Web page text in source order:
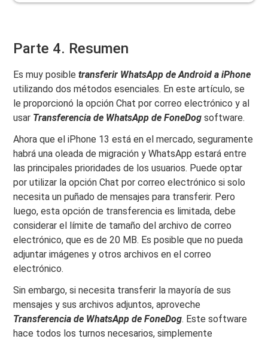
Parte 4. Resumen
Es muy posibletransferir WhatsApp de Android a iPhone
utilizando dos métodos esenciales. En este artículo, se
le proporcionó la opción Chat por correo electrónico y al
usar Transferencia de WhatsApp de FoneDogsoftware.
Ahora que el iPhone 13 está en el mercado, seguramente
habrá una oleada de migración y WhatsApp estará entre
las principales prioridades de los usuarios. Puede optar
por utilizar la opción Chat por correo electrónico si solo
necesita un puñado de mensajes para transferir. Pero
luego, esta opción de transferencia es limitada, debe
considerar el límite de tamaño del archivo de correo
electrónico, que es de 20 MB. Es posible que no pueda
adjuntar imágenes y otros archivos en el correo
electrónico.
Sin embargo, si necesita transferir la mayoría de sus
mensajes y sus archivos adjuntos, aproveche
Transferencia de WhatsApp de FoneDog. Este software
hace todos los turnos necesarios, simplemente